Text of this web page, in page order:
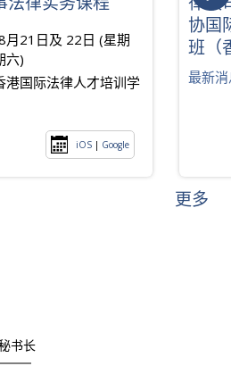
月21日及 22日 (星期
六)
港国际法律人才培训学
iOS | Google
协国
班（
最新
更多
书长